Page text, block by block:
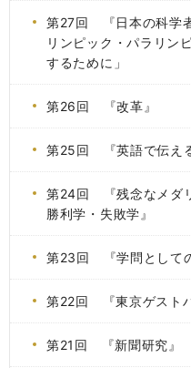
第27回 『日本の科学
リンピック・パラリン
するために」
第26回 『改革』
第25回 『英語で伝え
第24回 『残念なメダ
勝利学・失敗学』
第23回 『学問として
第22回 『東京ゲストハ
第21回 『新聞研究』